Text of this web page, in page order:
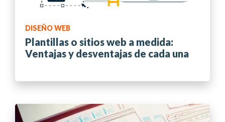
DISEÑO WEB
Plantillas o sitios web a medida:
Ventajas y desventajas de cada una